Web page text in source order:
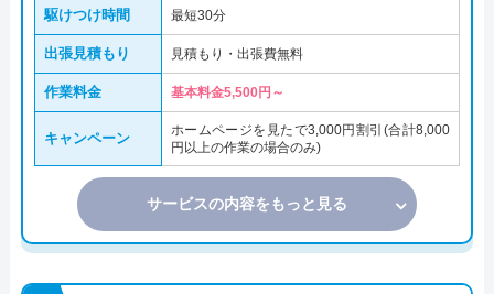
駆けつけ時間 最短30分
出張見積もり 見積もり・出張費無料
作業料金 基本料金5,500円～
キャンペーン
ホームページを見たで3,000円割引(合計8,000
円以上の作業の場合のみ)
サービスの内容をもっと見る